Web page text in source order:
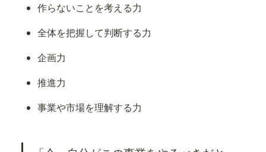
作らないことを考える力
全体を把握して判断する力
企画力
推進力
事業や市場を理解する力